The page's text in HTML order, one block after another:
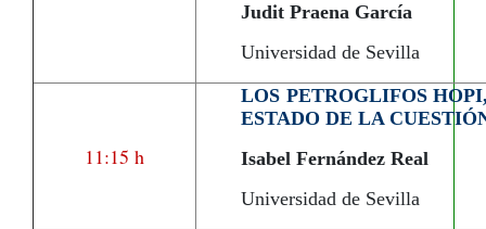
Judit Praena García
Universidad de Sevilla
11:15 h
LOS PETROGLIFOS
ESTADO DE LA
Isabel Fernández Real
Universidad de Sevilla